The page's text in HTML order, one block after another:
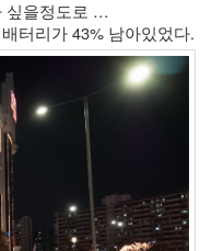
싶을정도로 …